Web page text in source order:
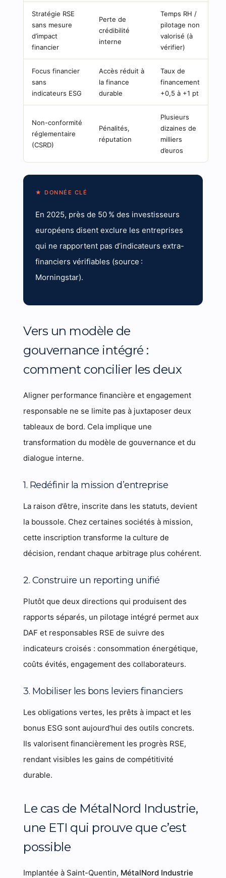
Stratégie RSE
sans mesure
d’impact
financier
Perte de
crédibilité
interne
Temps RH /
pilotage non
valorisé (à
vérifier)
Focus financier
sans
indicateurs ESG
Accès réduit à
la finance
durable
Taux de
financement
+0,5 à +1 pt
Non-conformité
réglementaire
(CSRD)
Pénalités,
réputation
Plusieurs
dizaines de
milliers
d’euros
★ DONNÉE CLÉ
En 2025, près de 50 % des investisseurs
européens disent exclure les entreprises
qui ne rapportent pas d’indicateurs extra-
financiers vérifiables (source :
Morningstar).
Vers un modèle de
gouvernance intégré :
comment concilier les deux
Aligner performance financière et engagement
responsable ne se limite pas à juxtaposer deux
tableaux de bord. Cela implique une
transformation du modèle de gouvernance et du
dialogue interne.
1. Redéfinir la mission d’entreprise
La raison d’être, inscrite dans les statuts, devient
la boussole. Chez certaines sociétés à mission,
cette inscription transforme la culture de
décision, rendant chaque arbitrage plus cohérent.
2. Construire un reporting unifié
Plutôt que deux directions qui produisent des
rapports séparés, un pilotage intégré permet aux
DAF et responsables RSE de suivre des
indicateurs croisés : consommation énergétique,
coûts évités, engagement des collaborateurs.
3. Mobiliser les bons leviers financiers
Les obligations vertes, les prêts à impact et les
bonus ESG sont aujourd’hui des outils concrets.
Ils valorisent financièrement les progrès RSE,
rendant visibles les gains de compétitivité
durable.
Le cas de MétalNord Industrie,
une ETI qui prouve que c’est
possible
Implantée à Saint-Quentin, MétalNord Industrie